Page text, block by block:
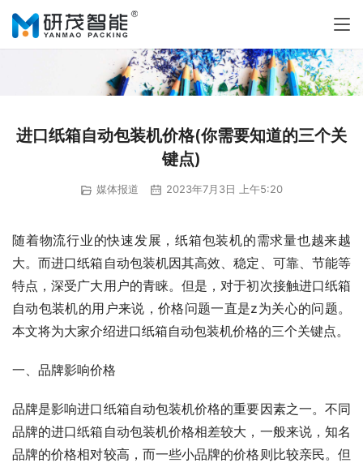
进口纸箱自动包装机价格(你需要知道的三个关
键点)
媒体报道 2023年7月3日 上午5:20
随着物流行业的快速发展，纸箱包装机的需求量也越来越
大。而进口纸箱自动包装机因其高效、稳定、可靠、节能等
特点，深受广大用户的青睐。但是，对于初次接触进口纸箱
自动包装机的用户来说，价格问题一直是z为关心的问题。
本文将为大家介绍进口纸箱自动包装机价格的三个关键点。
一、品牌影响价格
品牌是影响进口纸箱自动包装机价格的重要因素之一。不同
品牌的进口纸箱自动包装机价格相差较大，一般来说，知名
品牌的价格相对较高，而一些小品牌的价格则比较亲民。但